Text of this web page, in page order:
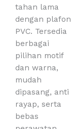
tahan lama
dengan plafon
PVC. Tersedia
berbagai
pilihan motif
dan warna,
mudah
dipasang, anti
rayap, serta
bebas